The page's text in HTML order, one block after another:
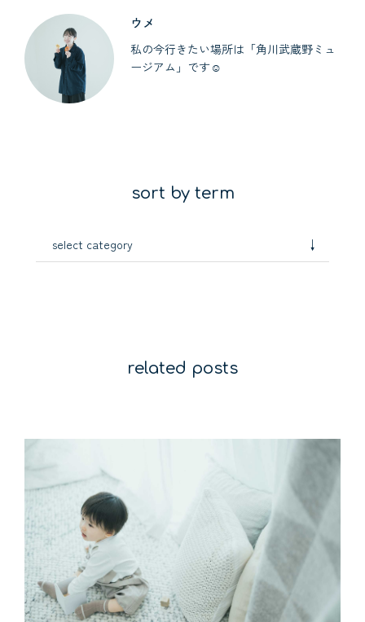
ウメ
私の今行きたい場所は「角川武蔵野ミュ
ージアム」です☺︎
sort by term
select category ↓
related posts